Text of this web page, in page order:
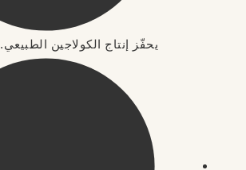
يحفّز إنتاج الكولاجين الطبيعي.